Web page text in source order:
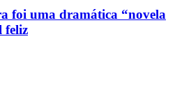
foi uma dramática “novela
feliz